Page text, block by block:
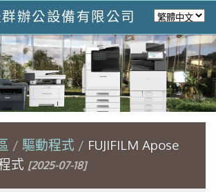
辦公設備有限公司
驅動程式
FUJIFILM Apose
式 [2025-07-18]